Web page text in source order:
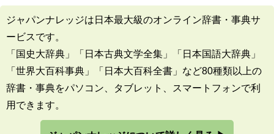
ジャパンナレッジは日本最大級のオンライン辞書・事典サ
ービスです。
「国史大辞典」「日本古典文学全集」「日本国語大辞典」
「世界大百科事典」「日本大百科全書」など80種類以上の
辞書・事典をパソコン、タブレット、スマートフォンで利
用できます。